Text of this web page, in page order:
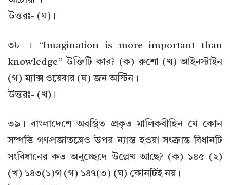
উত্তরঃ- (ঘ)।
৩৮ । “Imagination is more important than
knowledge” উক্তিটি কার? (ক) রুশো (খ) আইনস্টাইন
(গ) ম্যাক্স ওয়েবার (ঘ) জন অস্টিন।
উত্তরঃ- (খ)।
৩৯। বাংলাদেশে অবস্থিত প্রকৃত মালিকবীহিন যে কোন
সম্পত্তি গণপ্রজাতন্ত্রেও উপর ন্যাস্ত হওয়া সংক্রান্ত বিধানটি
সংবিধানের কত অনুচ্ছেদে উল্লেখ আছে? (ক) ১৪৫ (২)
(খ) ১৪৩(১)গ (গ) ১৪৭(৩) (ঘ) কোনটিই নয়।